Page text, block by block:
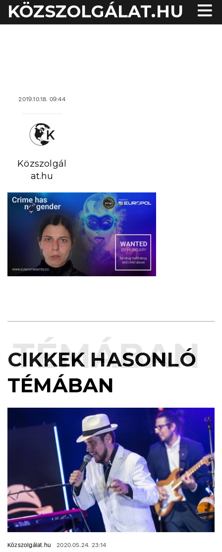
KÖZSZOLGÁLAT.HU
2019.10.18. 09:44
Közszolgál
at.hu
CIKKEK HASONLÓ
TÉMÁBAN
Közszolgálat.hu 2020.05.24. 23:14